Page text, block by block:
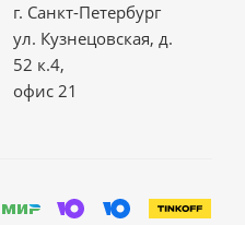
г. Санкт-Петербург
ул. Кузнецовская, д.
52 к.4,
офис 21